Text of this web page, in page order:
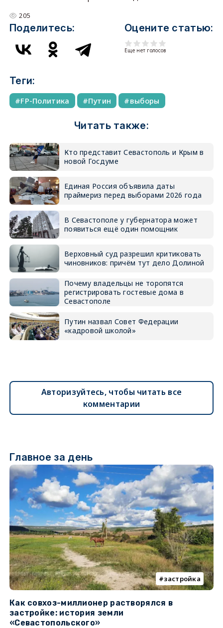
205
Поделитесь: Оцените статью:
Еще нет голосов
Теги:
FP-Политика Путин выборы
Читать также:
Кто представит Севастополь и Крым в
новой Госдуме
Единая Россия объявила даты
праймериз перед выборами 2026 года
В Севастополе у губернатора может
появиться ещё один помощник
Верховный суд разрешил критиковать
чиновников: причём тут дело Долиной
Почему владельцы не торопятся
регистрировать гостевые дома в
Севастополе
Путин назвал Совет Федерации
«кадровой школой»
Авторизуйтесь, чтобы читать все
комментарии
Главное за день
застройка
Как совхоз-миллионер растворялся в
застройке: история земли
«Севастопольского»